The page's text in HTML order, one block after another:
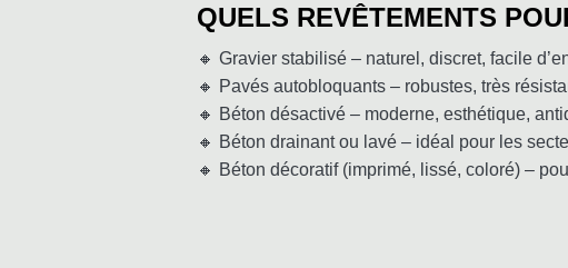
QUELS REVÊTEMENTS
🔸 Gravier stabilisé – naturel, discret, facile
🔸 Pavés autobloquants – robustes, très
🔸 Béton désactivé – moderne, esthétique,
🔸 Béton drainant ou lavé – idéal pour les
🔸 Béton décoratif (imprimé, lissé, coloré) –